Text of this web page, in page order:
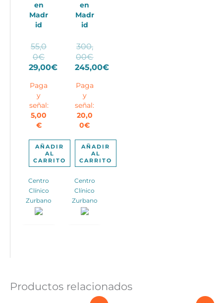
en
Madr
id
55,0
0€El
precio
era:
29,00€
precio
actual
es:
29,00€.
Paga
y
señal:
5,00
€
AÑADIR
AL
CARRITO
Centro
Clínico
Zurbano
en
Madr
id
300,
00€El
precio
era:
245,00€
precio
actual
es:
245,00€.
Paga
y
señal:
20,0
0€
AÑADIR
AL
CARRITO
Centro
Clínico
Zurbano
Productos relacionados